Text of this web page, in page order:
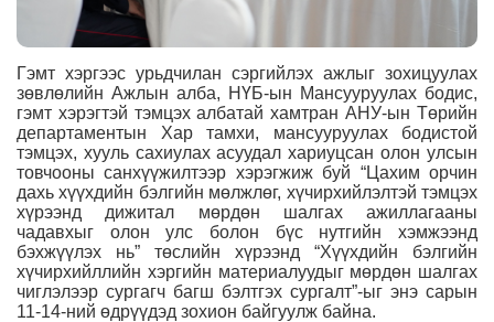
Гэмт хэргээс урьдчилан сэргийлэх ажлыг зохицуулах
зөвлөлийн Ажлын алба, НҮБ-ын Мансууруулах бодис,
гэмт хэрэгтэй тэмцэх албатай хамтран АНУ-ын Төрийн
департаментын Хар тамхи, мансууруулах бодистой
тэмцэх, хууль сахиулах асуудал хариуцсан олон улсын
товчооны санхүүжилтээр хэрэгжиж буй “Цахим орчин
дахь хүүхдийн бэлгийн мөлжлөг, хүчирхийлэлтэй тэмцэх
хүрээнд дижитал мөрдөн шалгах ажиллагааны
чадавхыг олон улс болон бүс нутгийн хэмжээнд
бэхжүүлэх нь” төслийн хүрээнд “Хүүхдийн бэлгийн
хүчирхийллийн хэргийн материалуудыг мөрдөн шалгах
чиглэлээр сургагч багш бэлтгэх сургалт”-ыг энэ сарын
11-14-ний өдрүүдэд зохион байгуулж байна.